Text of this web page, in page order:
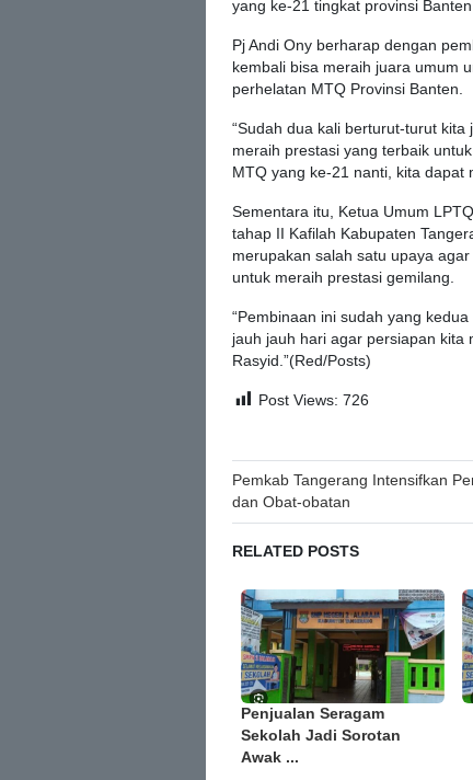
yang ke-21 tingkat provinsi Banten
Pj Andi Ony berharap dengan
kembali bisa meraih juara umum
perhelatan MTQ Provinsi Banten.
“Sudah dua kali berturut-turut
meraih prestasi yang terbaik
MTQ yang ke-21 nanti, kita dapat
Sementara itu, Ketua Umum
tahap II Kafilah Kabupaten
merupakan salah satu upaya
untuk meraih prestasi gemilang.
“Pembinaan ini sudah yang
jauh jauh hari agar persiapan kita
Rasyid.”(Red/Posts)
Post Views: 726
Post
navigation
Pemkab Tangerang Intensifkan
dan Obat-obatan
RELATED POSTS
Penjualan Seragam
Sekolah Jadi Sorotan
Awak ...